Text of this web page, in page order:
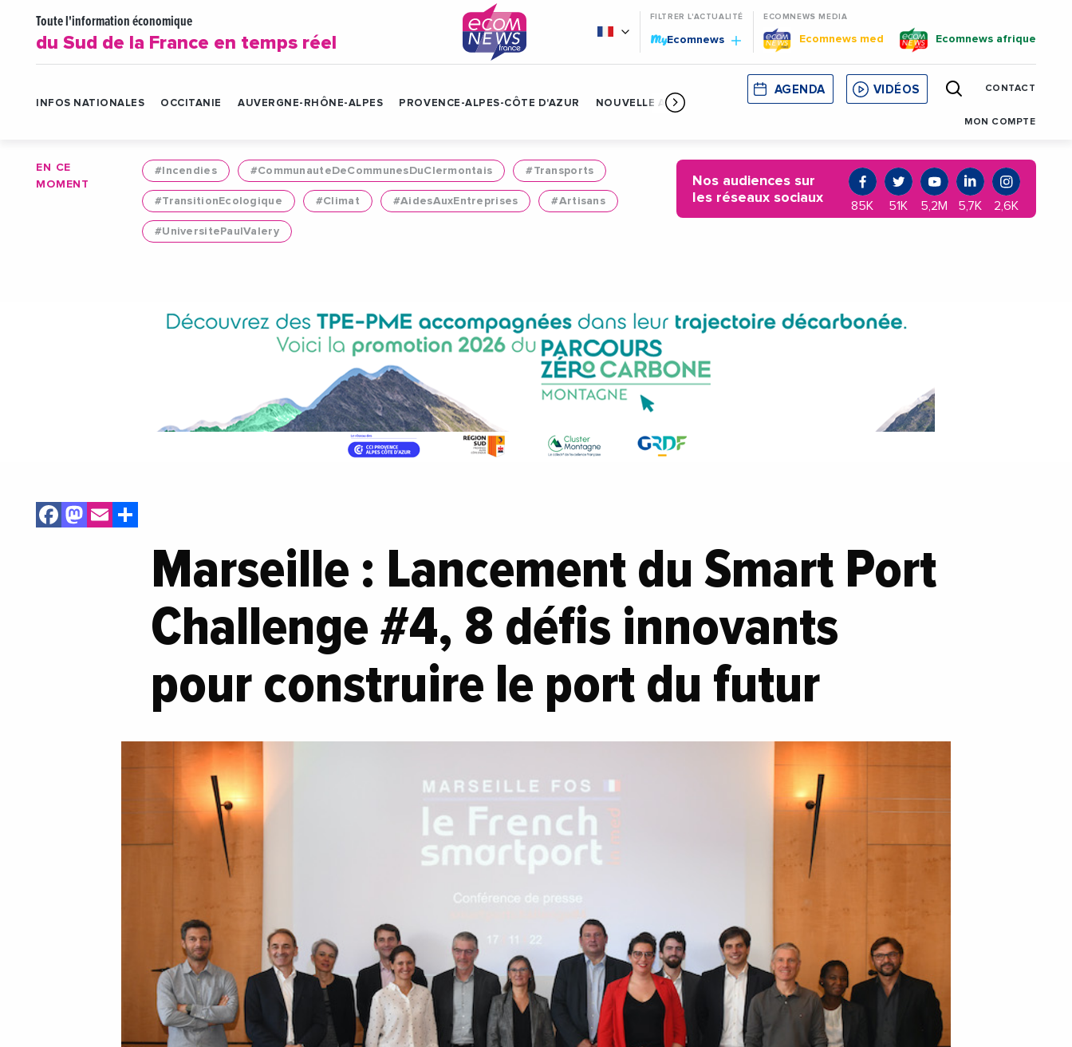
Toute l'information économique
du Sud de la France en temps réel
FILTRER L'ACTUALITÉ
MyEcomnews
ECOMNEWS MEDIA
Ecomnews med Ecomnews afrique
INFOS NATIONALES OCCITANIE AUVERGNE-RHÔNE-ALPES PROVENCE-ALPES-CÔTE D'AZUR NOUVELLE AQUITAINE CORSE MONACO CATALOGNE
AGENDA VIDÉOS CONTACT
MON COMPTE
EN CE
MOMENT
#Incendies #CommunauteDeCommunesDuClermontais #Transports
#TransitionEcologique #Climat #AidesAuxEntreprises #Artisans
#UniversitePaulValery
Nos audiences sur
les réseaux sociaux
85K 51K 5,2M 5,7K 2,6K
Facebook
Mastodon
Email
Marseille : Lancement du Smart Port
Challenge #4, 8 défis innovants
pour construire le port du futur